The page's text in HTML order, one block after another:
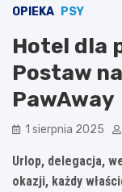
OPIEKA PSY
Hotel dla
Postaw
PawAway
1 sierpnia 2025
Urlop, delegacja,
okazji, każdy